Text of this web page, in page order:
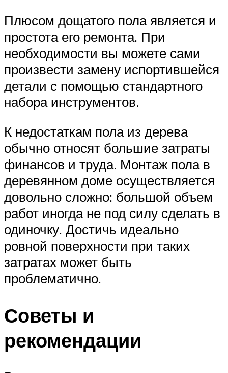
Плюсом дощатого пола является и
простота его ремонта. При
необходимости вы можете сами
произвести замену испортившейся
детали с помощью стандартного
набора инструментов.
К недостаткам пола из дерева
обычно относят большие затраты
финансов и труда. Монтаж пола в
деревянном доме осуществляется
довольно сложно: большой объем
работ иногда не под силу сделать в
одиночку. Достичь идеально
ровной поверхности при таких
затратах может быть
проблематично.
Советы и
рекомендации